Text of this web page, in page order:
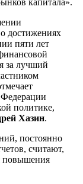
достижениях
пяти лет
за лучший
Федерации
политике,
Хазин.
постоянно
считают,
повышения